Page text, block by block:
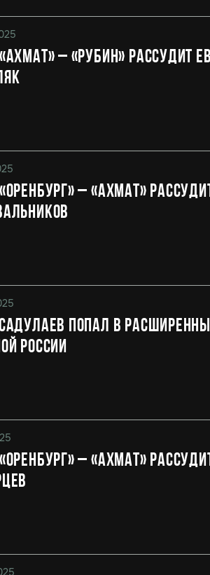
– «Рубин» рассудит
– «Ахмат»
попал в
России
– «Ахмат»